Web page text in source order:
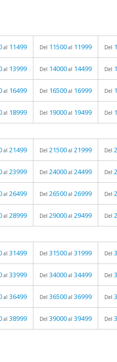
al 11499 Del 11500 al 11999 Del
al 13999 Del 14000 al 14499 Del
al 16499 Del 16500 al 16999 Del
al 18999 Del 19000 al 19499 Del
al 21499 Del 21500 al 21999 Del
al 23999 Del 24000 al 24499 Del
al 26499 Del 26500 al 26999 Del
al 28999 Del 29000 al 29499 Del
al 31499 Del 31500 al 31999 Del
al 33999 Del 34000 al 34499 Del
al 36499 Del 36500 al 36999 Del
al 38999 Del 39000 al 39499 Del